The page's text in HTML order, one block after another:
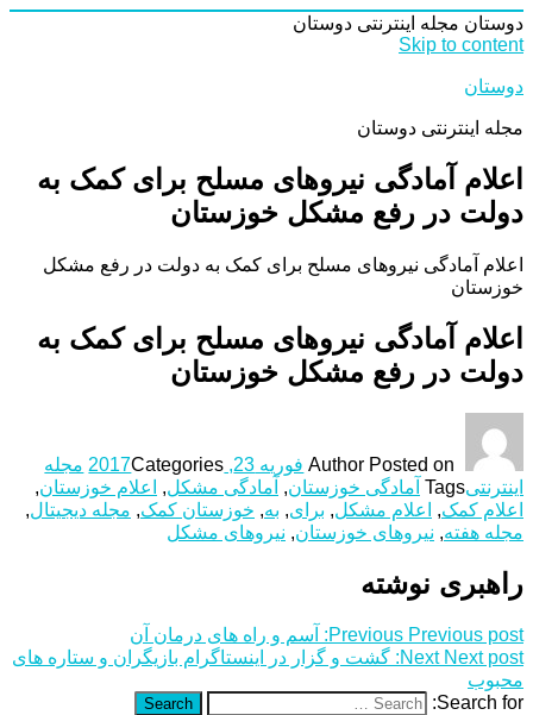
دوستان مجله اینترنتی دوستان
Skip to content
دوستان
مجله اینترنتی دوستان
اعلام آمادگی نیروهای مسلح برای کمک به
دولت در رفع مشکل خوزستان
اعلام آمادگی نیروهای مسلح برای کمک به دولت در رفع مشکل
خوزستان
اعلام آمادگی نیروهای مسلح برای کمک به
دولت در رفع مشکل خوزستان
Author Posted on فوریه 23, 2017 Categories
مجله
اینترنتیTags آمادگی خوزستان, آمادگی مشکل, اعلام خوزستان,
اعلام کمک, اعلام مشکل, برای, به, خوزستان کمک, مجله دیجیتال,
مجله هفته, نیروهای خوزستان, نیروهای مشکل
راهبری نوشته
Previous Previous post:
آسم و راه های درمان آن
Next Next post:
گشت و گزار در اینستاگرام بازیگران و ستاره های
محبوب
Search for:
Search